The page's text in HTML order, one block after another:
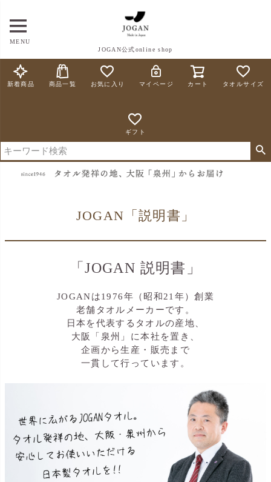
MENU
JOGAN公式online shop
新着商品 商品一覧 お気に入り マイページ カート タオルサイズ
ギフト
JOGAN「説明書」
「JOGAN 説明書」
JOGANは1976年（昭和21年）創業
老舗タオルメーカーです。
日本を代表するタオルの産地、
大阪「泉州」に本社を置き、
企画から生産・販売まで
一貫して行っています。